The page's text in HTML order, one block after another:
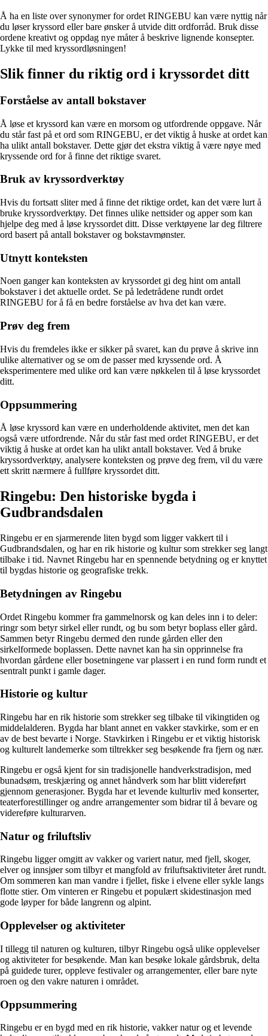
Å ha en liste over synonymer for ordet RINGEBU kan være nyttig når
du løser kryssord eller bare ønsker å utvide ditt ordforråd. Bruk disse
ordene kreativt og oppdag nye måter å beskrive lignende konsepter.
Lykke til med kryssordløsningen!
Slik finner du riktig ord i kryssordet ditt
Forståelse av antall bokstaver
Å løse et kryssord kan være en morsom og utfordrende oppgave. Når
du står fast på et ord som RINGEBU, er det viktig å huske at ordet kan
ha ulikt antall bokstaver. Dette gjør det ekstra viktig å være nøye med
kryssende ord for å finne det riktige svaret.
Bruk av kryssordverktøy
Hvis du fortsatt sliter med å finne det riktige ordet, kan det være lurt å
bruke kryssordverktøy. Det finnes ulike nettsider og apper som kan
hjelpe deg med å løse kryssordet ditt. Disse verktøyene lar deg filtrere
ord basert på antall bokstaver og bokstavmønster.
Utnytt konteksten
Noen ganger kan konteksten av kryssordet gi deg hint om antall
bokstaver i det aktuelle ordet. Se på ledetrådene rundt ordet
RINGEBU for å få en bedre forståelse av hva det kan være.
Prøv deg frem
Hvis du fremdeles ikke er sikker på svaret, kan du prøve å skrive inn
ulike alternativer og se om de passer med kryssende ord. Å
eksperimentere med ulike ord kan være nøkkelen til å løse kryssordet
ditt.
Oppsummering
Å løse kryssord kan være en underholdende aktivitet, men det kan
også være utfordrende. Når du står fast med ordet RINGEBU, er det
viktig å huske at ordet kan ha ulikt antall bokstaver. Ved å bruke
kryssordverktøy, analysere konteksten og prøve deg frem, vil du være
ett skritt nærmere å fullføre kryssordet ditt.
Ringebu: Den historiske bygda i
Gudbrandsdalen
Ringebu er en sjarmerende liten bygd som ligger vakkert til i
Gudbrandsdalen, og har en rik historie og kultur som strekker seg langt
tilbake i tid. Navnet Ringebu har en spennende betydning og er knyttet
til bygdas historie og geografiske trekk.
Betydningen av Ringebu
Ordet Ringebu kommer fra gammelnorsk og kan deles inn i to deler:
ringr som betyr sirkel eller rundt, og bu som betyr boplass eller gård.
Sammen betyr Ringebu dermed den runde gården eller den
sirkelformede boplassen. Dette navnet kan ha sin opprinnelse fra
hvordan gårdene eller bosetningene var plassert i en rund form rundt et
sentralt punkt i gamle dager.
Historie og kultur
Ringebu har en rik historie som strekker seg tilbake til vikingtiden og
middelalderen. Bygda har blant annet en vakker stavkirke, som er en
av de best bevarte i Norge. Stavkirken i Ringebu er et viktig historisk
og kulturelt landemerke som tiltrekker seg besøkende fra fjern og nær.
Ringebu er også kjent for sin tradisjonelle handverkstradisjon, med
bunadsøm, treskjæring og annet håndverk som har blitt videreført
gjennom generasjoner. Bygda har et levende kulturliv med konserter,
teaterforestillinger og andre arrangementer som bidrar til å bevare og
videreføre kulturarven.
Natur og friluftsliv
Ringebu ligger omgitt av vakker og variert natur, med fjell, skoger,
elver og innsjøer som tilbyr et mangfold av friluftsaktiviteter året rundt.
Om sommeren kan man vandre i fjellet, fiske i elvene eller sykle langs
flotte stier. Om vinteren er Ringebu et populært skidestinasjon med
gode løyper for både langrenn og alpint.
Opplevelser og aktiviteter
I tillegg til naturen og kulturen, tilbyr Ringebu også ulike opplevelser
og aktiviteter for besøkende. Man kan besøke lokale gårdsbruk, delta
på guidede turer, oppleve festivaler og arrangementer, eller bare nyte
roen og den vakre naturen i området.
Oppsummering
Ringebu er en bygd med en rik historie, vakker natur og et levende